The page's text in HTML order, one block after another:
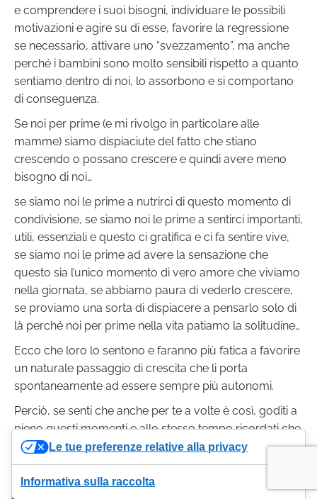
e comprendere i suoi bisogni, individuare le possibili
motivazioni e agire su di esse, favorire la regressione
se necessario, attivare uno “svezzamento”, ma anche
perché i bambini sono molto sensibili rispetto a quanto
sentiamo dentro di noi, lo assorbono e si comportano
di conseguenza.
Se noi per prime (e mi rivolgo in particolare alle
mamme) siamo dispiaciute del fatto che stiano
crescendo o possano crescere e quindi avere meno
bisogno di noi…
se siamo noi le prime a nutrirci di questo momento di
condivisione, se siamo noi le prime a sentirci importanti,
utili, essenziali e questo ci gratifica e ci fa sentire vive,
se siamo noi le prime ad avere la sensazione che
questo sia l’unico momento di vero amore che viviamo
nella giornata, se abbiamo paura di vederlo crescere,
se proviamo una sorta di dispiacere a pensarlo solo di
là perché noi per prime nella vita patiamo la solitudine…
Ecco che loro lo sentono e faranno più fatica a favorire
un naturale passaggio di crescita che li porta
spontaneamente ad essere sempre più autonomi.
Perciò, se senti che anche per te a volte è così, goditi a
pieno questi momenti e allo stesso tempo ricordati che
puoi essere sia il suo aiutante magico.
di assecondarli, di favorire una regressione o di favorire
Le tue preferenze relative alla privacy
Informativa sulla raccolta